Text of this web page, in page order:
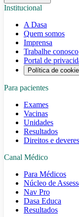
Institucional
A Dasa
Quem somos
Imprensa
Trabalhe conosco
Portal de
Política de
Para pacientes
Exames
Vacinas
Unidades
Resultados
Direitos e deveres
Canal Médico
Para Médicos
Núcleo de
Nav Pro
Dasa Educa
Resultados